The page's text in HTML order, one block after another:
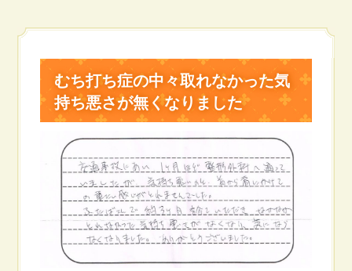
むち打ち症の中々取れなかった気
持ち悪さが無くなりました